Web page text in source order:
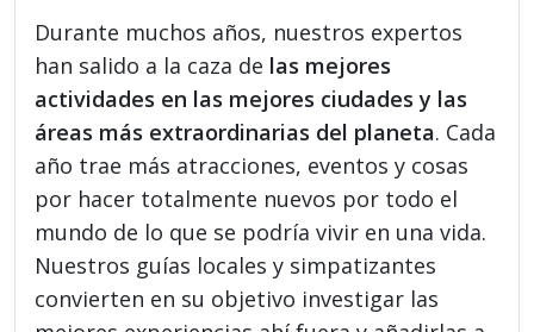
Durante muchos años, nuestros expertos
han salido a la caza de las mejores
actividades en las mejores ciudades y las
áreas más extraordinarias del planeta. Cada
año trae más atracciones, eventos y cosas
por hacer totalmente nuevos por todo el
mundo de lo que se podría vivir en una vida.
Nuestros guías locales y simpatizantes
convierten en su objetivo investigar las